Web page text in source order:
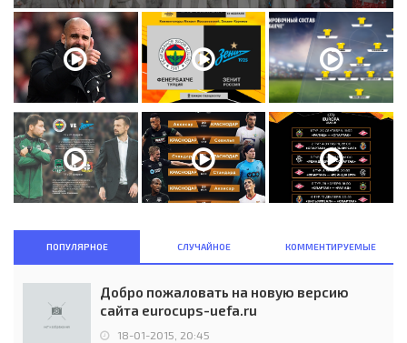
ПОПУЛЯРНОЕ СЛУЧАЙНОЕ КОММЕНТИРУЕМЫЕ
Добро пожаловать на новую версию
сайта eurocups-uefa.ru
18-01-2015, 20:45